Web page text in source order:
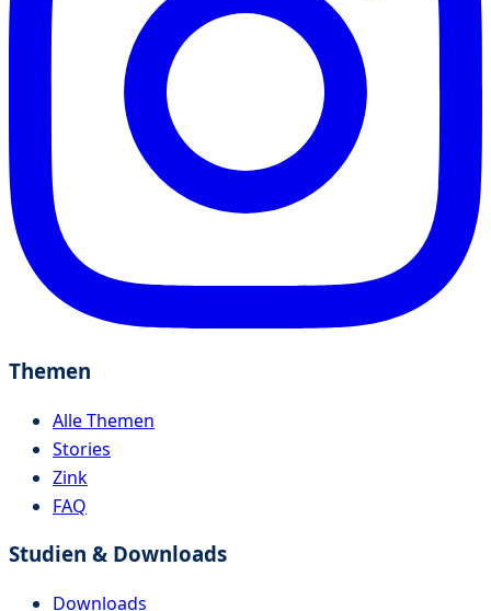
Themen
Alle Themen
Stories
Zink
FAQ
Studien & Downloads
Downloads